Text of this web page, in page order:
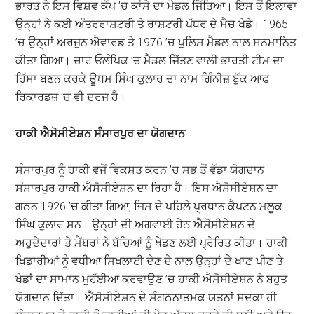
ਭਾਰਤ ਨੇ ਇਸ ਵਿਸ਼ਵ ਕੱਪ ’ਚ ਕਾਂਸੇ ਦਾ ਮੈਡਲ ਜਿੱਤਿਆ। ਇਸ ਤੋਂ ਇਲਾਵਾ
ਉਨ੍ਹਾਂ ਨੇ ਕਈ ਅੰਤਰਰਾਸ਼ਟਰੀ ਤੇ ਰਾਸ਼ਟਰੀ ਪੱਧਰ ਦੇ ਮੈਚ ਖੇਡੇ। 1965
’ਚ ਉਨ੍ਹਾਂ ਅਰਜੁਨ ਐਵਾਰਡ ਤੇ 1976 ’ਚ ਪੁਲਿਸ ਮੈਡਲ ਨਾਲ ਸਨਮਾਨਿਤ
ਕੀਤਾ ਗਿਆ। ਚਾਰ ਓਲੰਪਿਕ ’ਚ ਮੈਡਲ ਜਿੱਤਣ ਵਾਲੀ ਭਾਰਤੀ ਟੀਮ ਦਾ
ਹਿੱਸਾ ਬਣਨ ਕਰਕੇ ਊਧਮ ਸਿੰਘ ਕੁਲਾਰ ਦਾ ਨਾਮ ਗਿੰਨੀਜ਼ ਬੁੱਕ ਆਫ
ਰਿਕਾਰਡਜ਼ ’ਚ ਵੀ ਦਰਜ ਹੈ।
ਹਾਕੀ ਐਸੋਸੀਏਸ਼ਨ ਸੰਸਾਰਪੁਰ ਦਾ ਯੋਗਦਾਨ
ਸੰਸਾਰਪੁਰ ਨੂੰ ਹਾਕੀ ਵਜੋਂ ਵਿਕਸਤ ਕਰਨ ’ਚ ਸਭ ਤੋਂ ਵੱਡਾ ਯੋਗਦਾਨ
ਸੰਸਾਰਪੁਰ ਹਾਕੀ ਐਸੋਸੀਏਸ਼ਨ ਦਾ ਰਿਹਾ ਹੈ। ਇਸ ਐਸੋਸੀਏਸ਼ਨ ਦਾ
ਗਠਨ 1926 ’ਚ ਕੀਤਾ ਗਿਆ, ਜਿਸ ਦੇ ਪਹਿਲੇ ਪ੍ਰਧਾਨ ਕੈਪਟਨ ਮਲੂਕ
ਸਿੰਘ ਕੁਲਾਰ ਸਨ। ਉਨ੍ਹਾਂ ਦੀ ਅਗਵਾਈ ਹੇਠ ਐਸੋਸੀਏਸ਼ਨ ਦੇ
ਅਹੁਦੇਦਾਰਾਂ ਤੇ ਮੈਂਬਰਾਂ ਨੇ ਬੱਚਿਆਂ ਨੂੰ ਖੇਡਣ ਲਈ ਪ੍ਰੇਰਿਤ ਕੀਤਾ। ਹਾਕੀ
ਖਿਡਾਰੀਆਂ ਨੂੰ ਵਧੀਆ ਸਿਖਲਾਈ ਦੇਣ ਦੇ ਨਾਲ ਉਨ੍ਹਾਂ ਦੇ ਖਾਣ-ਪੀਣ ਤੇ
ਖੇਡਾਂ ਦਾ ਸਾਮਾਨ ਮੁਹੱਈਆ ਕਰਵਾਉਣ ’ਚ ਹਾਕੀ ਐਸੋਸੀਏਸ਼ਨ ਨੇ ਬਹੁਤ
ਯੋਗਦਾਨ ਦਿੱਤਾ। ਐਸੋਸੀਏਸ਼ਨ ਦੇ ਸੰਗਠਨਾਤਮਕ ਯਤਨਾਂ ਸਦਕਾ ਹੀ